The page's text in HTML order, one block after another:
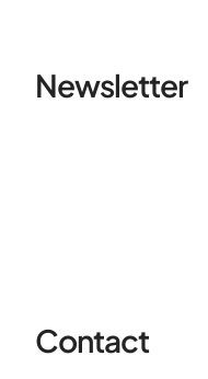
Newsletter
Contact